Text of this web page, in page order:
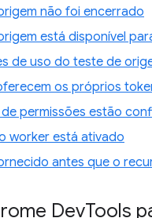
não foi encerrado
está disponível
de uso do teste de
os próprios
permissões estão
worker está ativado
antes que o
DevTools